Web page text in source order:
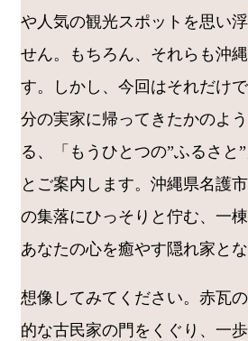
や人気の観光スポットを思い
せん。もちろん、それらも沖
す。しかし、今回はそれだけ
分の実家に帰ってきたかのよ
る、「もうひとつの”ふるさと
とご案内します。沖縄県名護
の集落にひっそりと佇む、一
あなたの心を癒やす隠れ家とな
想像してみてください。赤瓦
的な古民家の門をくぐり、一